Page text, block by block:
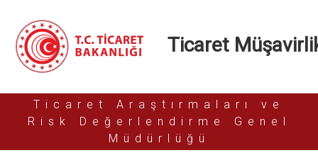
Ticaret
Ticaret Araştırmaları ve
Risk Değerlendirme Genel
Müdürlüğü